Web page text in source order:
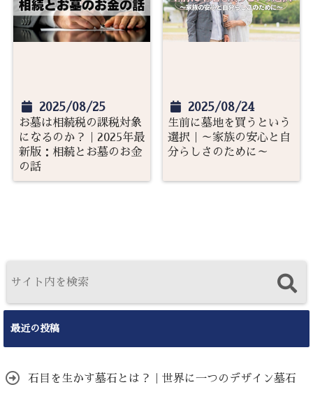
2025/08/25
お墓は相続税の課税対象
になるのか？｜2025年最
新版：相続とお墓のお金
の話
2025/08/24
生前に墓地を買うという
選択｜～家族の安心と自
分らしさのために～
最近の投稿
石目を生かす墓石とは？｜世界に一つのデザイン墓石